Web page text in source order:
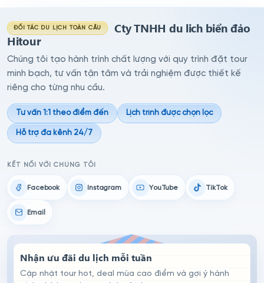
ĐỐI TÁC DU LỊCH TOÀN CẦU
Cty TNHH du lich biển đảo
Hitour
Chúng tôi tạo hành trình chất lượng với quy trình đặt tour
minh bạch, tư vấn tận tâm và trải nghiệm được thiết kế
riêng cho từng nhu cầu.
Tư vấn 1:1 theo điểm đến Lịch trình được chọn lọc
Hỗ trợ đa kênh 24/7
KẾT NỐI VỚI CHÚNG TÔI
Facebook Instagram YouTube TikTok
Email
Nhận ưu đãi du lịch mỗi tuần
Cập nhật tour hot, deal mùa cao điểm và gợi ý hành